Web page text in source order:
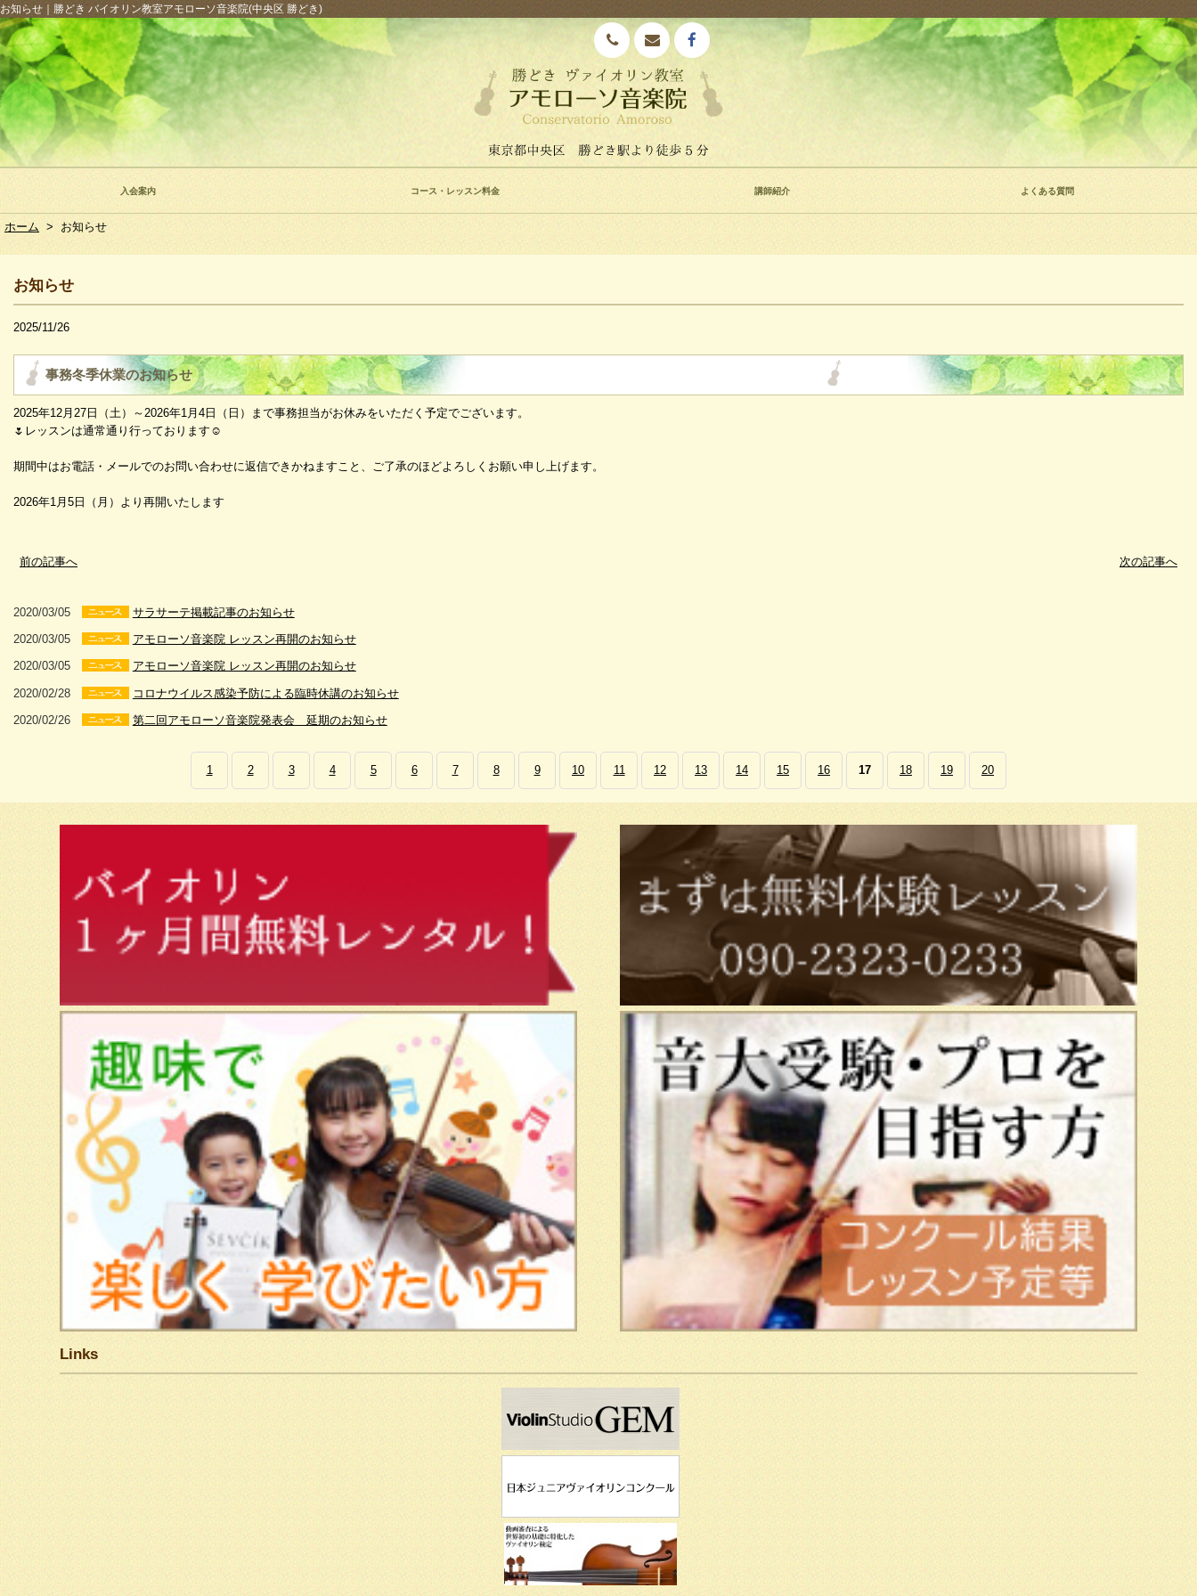
お知らせ｜勝どき バイオリン教室アモローソ音楽院(中央区 勝どき)
入会案内 コース・レッスン料金 講師紹介 よくある質問
ホーム > お知らせ
お知らせ
2025/11/26
事務冬季休業のお知らせ
2025年12月27日（土）～2026年1月4日（日）まで事務担当がお休みをいただく予定でございます。
🌷レッスンは通常通り行っております☺️
期間中はお電話・メールでのお問い合わせに返信できかねますこと、ご了承のほどよろしくお願い申し上げます。
2026年1月5日（月）より再開いたします
前の記事へ 次の記事へ
2020/03/05 サラサーテ掲載記事のお知らせ
2020/03/05 アモローソ音楽院 レッスン再開のお知らせ
2020/03/05 アモローソ音楽院 レッスン再開のお知らせ
2020/02/28 コロナウイルス感染予防による臨時休講のお知らせ
2020/02/26 第二回アモローソ音楽院発表会 延期のお知らせ
1 2 3 4 5 6 7 8 9 10 11 12 13 14 15 16 17 18 19 20
Links